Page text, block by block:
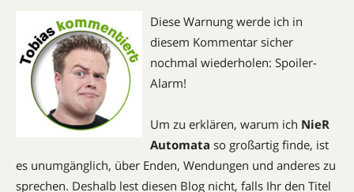
Diese Warnung werde ich in
diesem Kommentar sicher
nochmal wiederholen: Spoiler-
Alarm!
Um zu erklären, warum ich NieR
Automata so großartig finde, ist
es unumgänglich, über Enden, Wendungen und anderes zu
sprechen. Deshalb lest diesen Blog nicht, falls Ihr den Titel